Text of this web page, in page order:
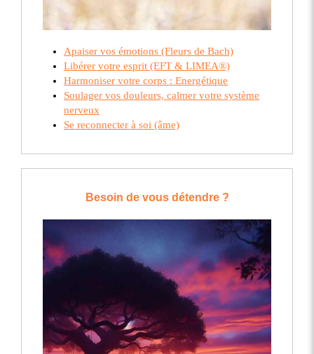
Apaiser vos émotions (Fleurs de Bach)
Libérer votre esprit (EFT & LIMEA®)
Harmoniser votre corps : Energétique
Soulager vos douleurs, calmer votre système
nerveux
Se reconnecter à soi (âme)
Besoin de vous détendre ?